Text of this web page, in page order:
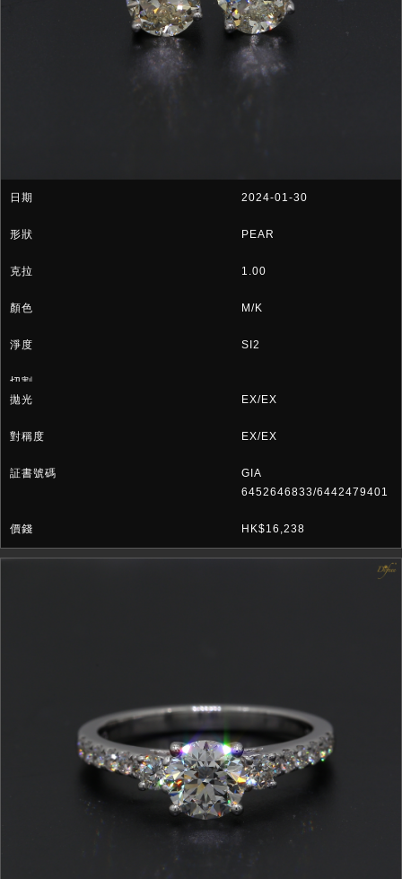
2024-01-30
PEAR
1.00
M/K
SI2
EX/EX
EX/EX
GIA
6452646833/6442479401
HK$16,238